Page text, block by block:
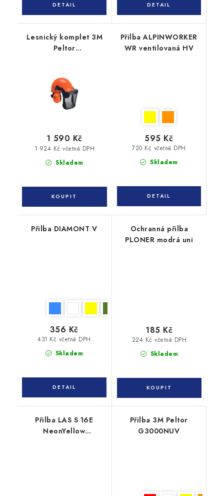
Lesnický komplet 3M
Peltor
Skladem
1 924 Kč včetně DPH
1 590 Kč
Přilba ALPINWORKER
WR ventilovaná HV
Skladem
720 Kč včetně DPH
595 Kč
Přilba DIAMONT V
Skladem
431 Kč včetně DPH
356 Kč
Ochranná přilba
PLONER modrá uni
Skladem
224 Kč včetně DPH
185 Kč
Přilba LAS S 16E
NeonYellow
Přilba 3M Peltor
G3000NUV